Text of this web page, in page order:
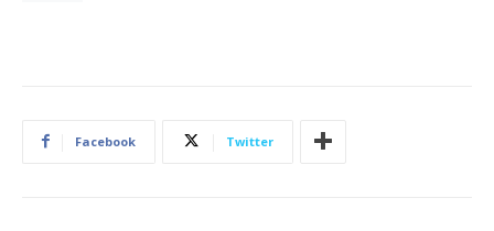
Facebook Twitter